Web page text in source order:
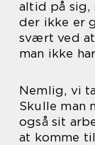
altid på sig,
der ikke er
svært ved at
man ikke
Nemlig, vi
Skulle man
også sit
at komme